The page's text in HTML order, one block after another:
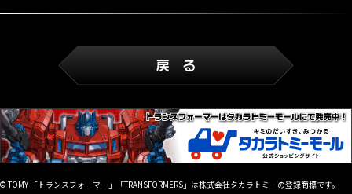
© TOMY 「トランスフォーマー」「TRANSFORMERS」は株式会社タカラトミーの登録商標です。